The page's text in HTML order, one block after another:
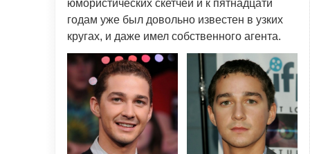
юмористических скетчей и к пятнадцати
годам уже был довольно известен в узких
кругах, и даже имел собственного агента.